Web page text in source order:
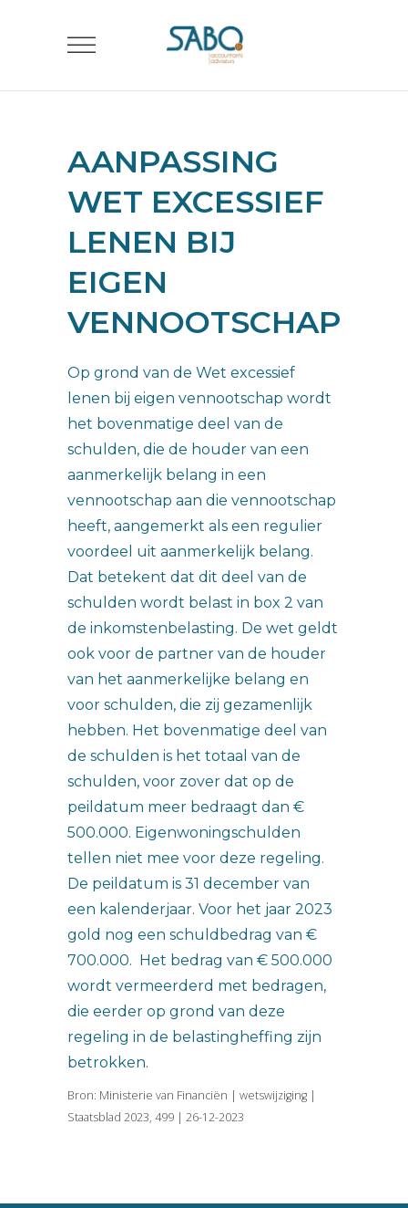
AANPASSING
WET EXCESSIEF
LENEN BIJ
EIGEN
VENNOOTSCHAP
Op grond van de Wet excessief
lenen bij eigen vennootschap wordt
het bovenmatige deel van de
schulden, die de houder van een
aanmerkelijk belang in een
vennootschap aan die vennootschap
heeft, aangemerkt als een regulier
voordeel uit aanmerkelijk belang.
Dat betekent dat dit deel van de
schulden wordt belast in box 2 van
de inkomstenbelasting. De wet geldt
ook voor de partner van de houder
van het aanmerkelijke belang en
voor schulden, die zij gezamenlijk
hebben. Het bovenmatige deel van
de schulden is het totaal van de
schulden, voor zover dat op de
peildatum meer bedraagt dan €
500.000. Eigenwoningschulden
tellen niet mee voor deze regeling.
De peildatum is 31 december van
een kalenderjaar. Voor het jaar 2023
gold nog een schuldbedrag van €
700.000. Het bedrag van € 500.000
wordt vermeerderd met bedragen,
die eerder op grond van deze
regeling in de belastingheffing zijn
betrokken.
Bron: Ministerie van Financiën | wetswijziging |
Staatsblad 2023, 499 | 26-12-2023